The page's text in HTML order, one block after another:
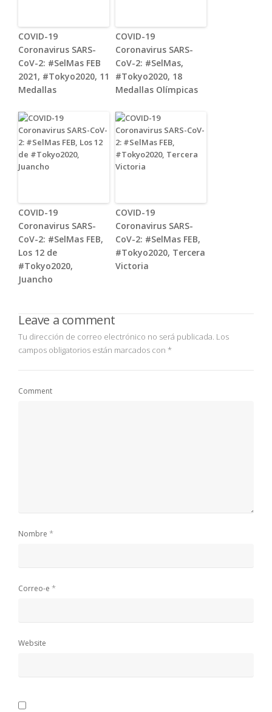
COVID-19
Coronavirus SARS-
CoV-2: #SelMas FEB
2021, #Tokyo2020, 11
Medallas
COVID-19
Coronavirus SARS-
CoV-2: #SelMas,
#Tokyo2020, 18
Medallas Olímpicas
COVID-19
Coronavirus SARS-
CoV-2: #SelMas FEB,
Los 12 de
#Tokyo2020,
Juancho
COVID-19
Coronavirus SARS-
CoV-2: #SelMas FEB,
#Tokyo2020, Tercera
Victoria
Leave a comment
Tu dirección de correo electrónico no será publicada. Los
campos obligatorios están marcados con *
Comment
Nombre *
Correo-e *
Website